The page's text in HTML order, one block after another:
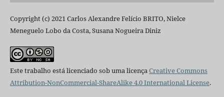
Copyright (c) 2021 Carlos Alexandre Felício BRITO, Nielce
Meneguelo Lobo da Costa, Susana Nogueira Diniz
Este trabalho está licenciado sob uma licençaCreative Commons
Attribution-NonCommercial-ShareAlike 4.0 International License.